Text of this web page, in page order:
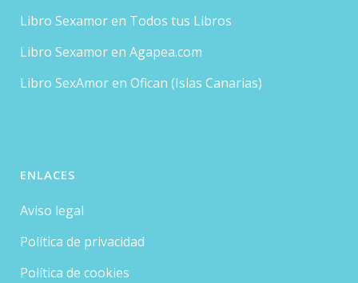
Libro Sexamor en Todos tus Libros
Libro Sexamor en Agapea.com
Libro SexAmor en Ofican (Islas Canarias)
ENLACES
Aviso legal
Política de privacidad
Política de cookies